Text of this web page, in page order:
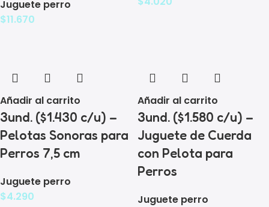
Juguete perro
$11.670
Añadir al carrito
3und. ($1.430 c/u) –
Pelotas Sonoras para
Perros 7,5 cm
Juguete perro
$4.290
Añadir al carrito
3und. ($1.580 c/u) –
Juguete de Cuerda
con Pelota para
Perros
Juguete perro